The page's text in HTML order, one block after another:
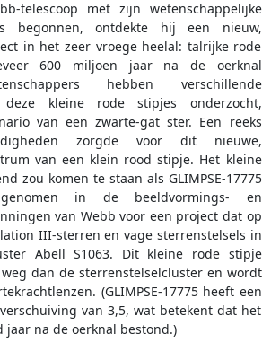
telescoop met zijn wetenschappelijke
begonnen, ontdekte hij een nieuw,
in het zeer vroege heelal: talrijke rode
600 miljoen jaar na de oerknal
hebben verschillende
deze kleine rode stipjes onderzocht,
van een zwarte-gat ster. Een reeks
zorgde voor dit nieuwe,
van een klein rood stipje. Het kleine
zou komen te staan als GLIMPSE-17775
in de beeldvormings- en
van Webb voor een project dat op
III-sterren en vage sterrenstelsels in
Abell S1063. Dit kleine rode stipje
dan de sterrenstelselcluster en wordt
(GLIMPSE-17775 heeft een
van 3,5, wat betekent dat het
jaar na de oerknal bestond.)